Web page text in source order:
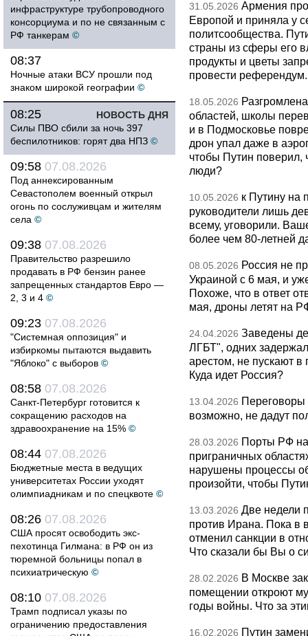
инфраструктуре трубопроводного
консорциума и по не связанным с
РФ танкерам ©
08:37
Ночные атаки ВСУ прошли под
знаком широкой географии ©
НОВОСТЬ ДНЯ
08:25
Силы ПВО сбили за ночь 397
беспилотников: горят два НПЗ ©
09:58 07.08.2026
Под аннексированным
Севастополем военный открыл
огонь по сослуживцам и жителям
села ©
09:38 07.08.2026
Правительство разрешило
продавать в РФ бензин ранее
запрещенных стандартов Евро —
2, 3 и 4 ©
09:23 07.08.2026
"Системная оппозиция" и
избиркомы пытаются выдавить
"Яблоко" с выборов ©
08:58 07.08.2026
Санкт-Петербург готовится к
сокращению расходов на
здравоохранение на 15% ©
08:44 07.08.2026
Бюджетные места в ведущих
университетах России уходят
олимпиадникам и по спецквоте ©
08:26 07.08.2026
США просят освободить экс-
пехотинца Гилмана: в РФ он из
тюремной больницы попал в
психиатрическую ©
08:10 07.08.2026
Трамп подписал указы по
ограничению предоставления
31.05.2026 Армения
Европой и приняла у
политсообщества.
страны из сферы его
продукты и цветы
провести
18.05.2026
областей, школы
и в Подмосковье
дрон упал даже в
чтобы Путин поверил,
люди?
10.05.2026 к Путину на
руководители лишь
всему, уговорили.
более чем 80-летней
08.05.2026 Россия не
Украиной с 6 мая, и
Похоже, что в ответ
мая, дроны летят на
24.04.2026 Заведены
ЛГБТ", одних
арестом, не пускают
Куда идет Россия?
13.04.2026
возможно, не дадут
28.03.2026 Порты РФ
приграничных
нарушены процессы
произойти, чтобы
13.03.2026 Две недели
против Ирана. Пока в
отменил санкции в
Что сказали бы Вы о
28.02.2026 В Москве
помещении откроют
годы войны. Что за
16.02.2026 Путин